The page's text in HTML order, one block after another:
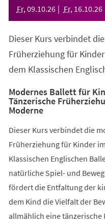
Fr, 09.10.26 Fr, 16.10.26
Dieser Kurs verbindet
Früherziehung für
dem Klassischen
Modernes Ballett für
Tänzerische
Moderne
Dieser Kurs verbindet die
Früherziehung für Kinder
Klassischen Englischen
natürliche Spiel- und
fördert die Entfaltung der
dem Kind die Vielfalt der
allmählich eine